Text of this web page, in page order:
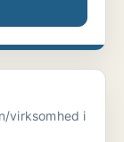
virksomhed i